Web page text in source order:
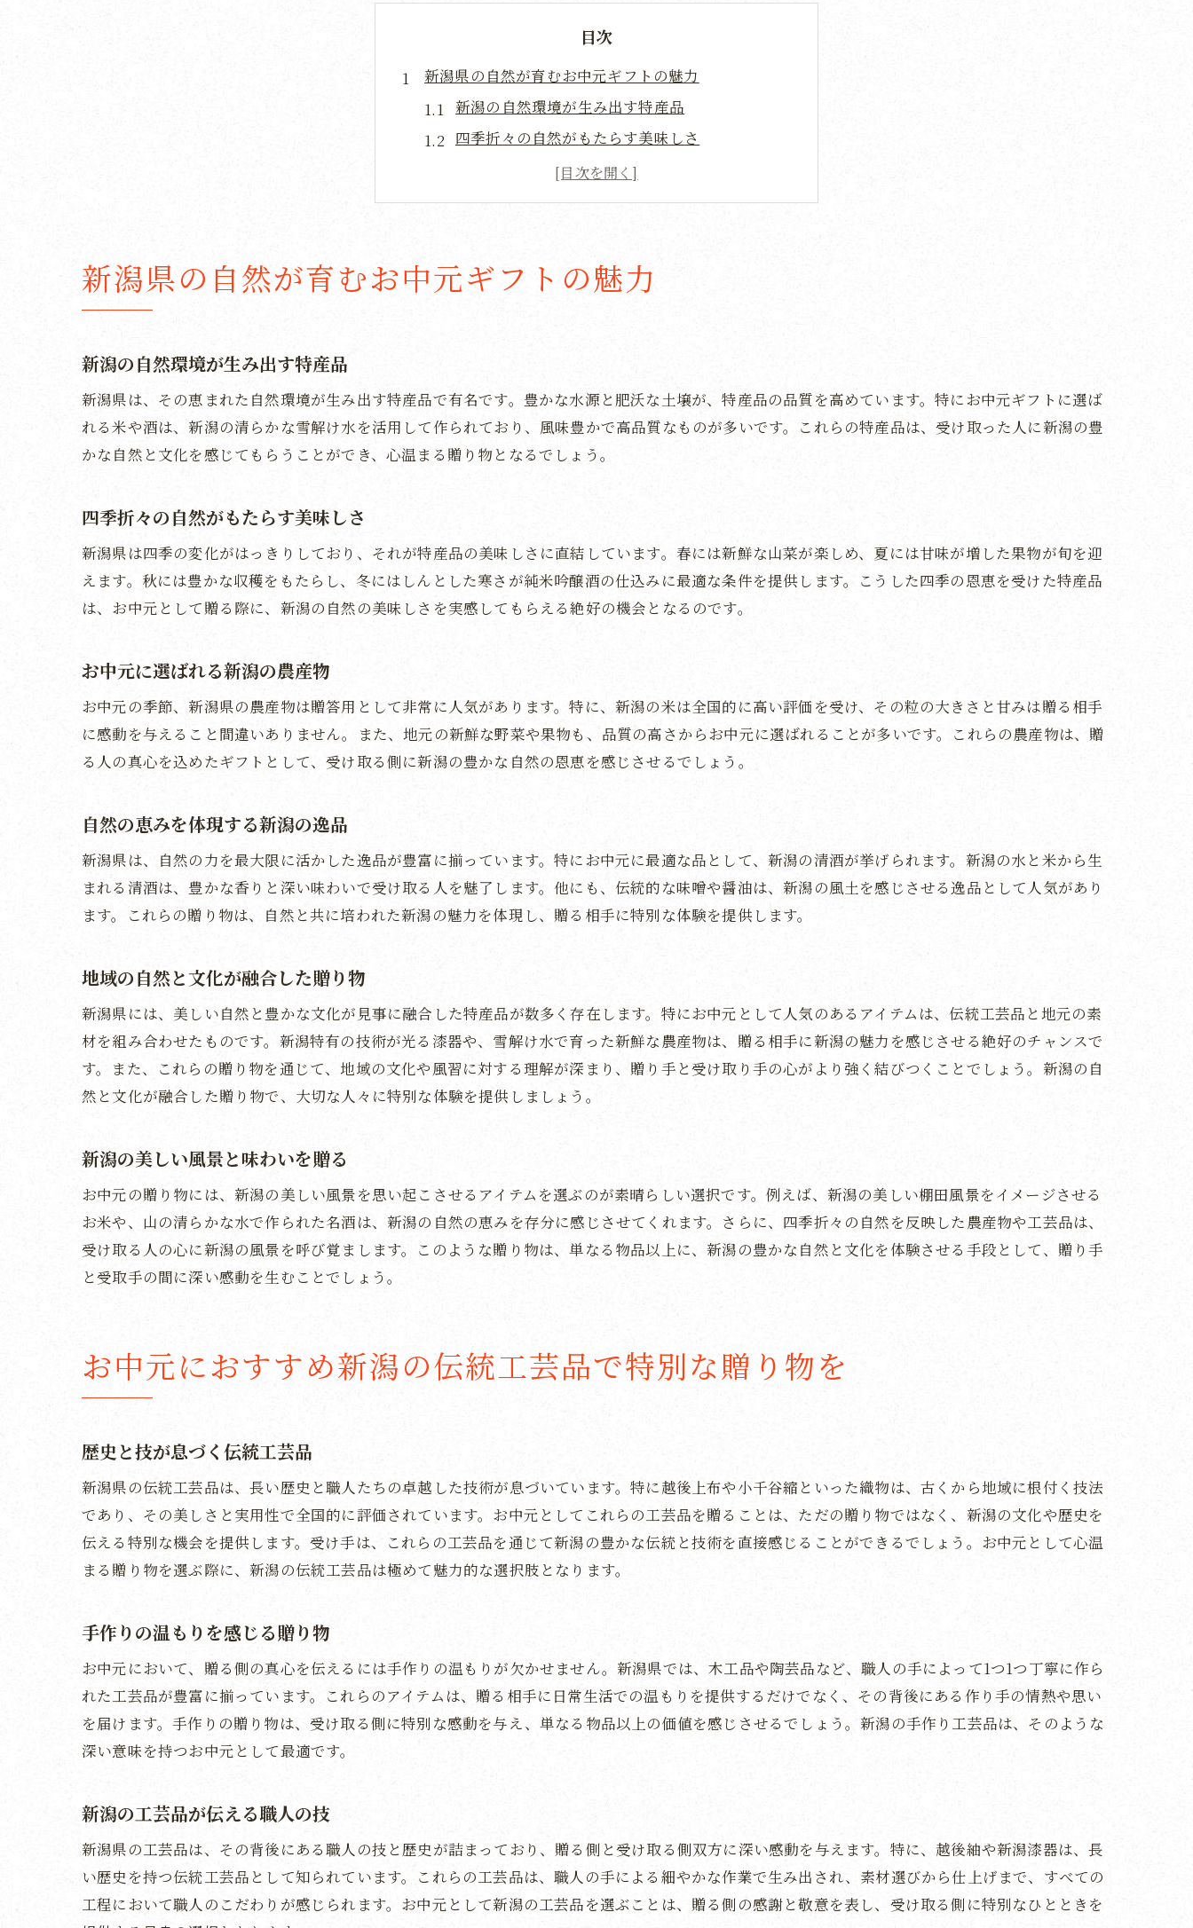
目次
新潟県の自然が育むお中元ギフトの魅力
新潟の自然環境が生み出す特産品
四季折々の自然がもたらす美味しさ
お中元に選ばれる新潟の農産物
自然の恵みを体現する新潟の逸品
新潟の美しい風景と味わいを贈る
お中元におすすめ新潟の伝統工芸品で特別な贈り物を
心を込めた工芸品で特別なひとときを
伝統工芸品が贈る特別な体験
新潟の名酒がもたらす至福の時間
日本酒の産地新潟の醍醐味を味わう
お中元に最適な新潟の地酒セレクション
新潟のお酒で心を通わせる贈り物
新潟県産のお米お中元に込める豊かな味覚
新潟米の美味しさの秘密
新潟米が届ける心温まる食卓
地域の風土が育む米の魅力
新潟米で感謝の気持ちを表現
新潟の特産品で贈る感動の瞬間
特選アイテムが伝える心遣い
新潟の魅力を詰め込んだ贈り物
受け取った人の心に響くギフト
感謝の気持ちを伝えるためのポイント
新潟の地域性を活かした贈り物の選定
お中元に最適な新潟の特産品とは
贈る人の気持ちを大切にした選び方
お中元に最適な新潟の名産品で心の繋がりを
お中元がつなぐ人と人の関係
新潟の名品で築く心の交流
名産品が提供する特別な体験
新潟の自然が育む独自のアイテム
特選アイテムが贈る新潟の風土
地域の特色を活かしたお中元
新潟県の自然が育むお中元ギフトの魅力
新潟の自然環境が生み出す特産品
新潟県は、その恵まれた自然環境が生み出す特産品で有名です。豊かな水源と肥沃な土壌が、特産品の品質を高めています。特にお中元ギフトに選ば
れる米や酒は、新潟の清らかな雪解け水を活用して作られており、風味豊かで高品質なものが多いです。これらの特産品は、受け取った人に新潟の豊
かな自然と文化を感じてもらうことができ、心温まる贈り物となるでしょう。
四季折々の自然がもたらす美味しさ
新潟県は四季の変化がはっきりしており、それが特産品の美味しさに直結しています。春には新鮮な山菜が楽しめ、夏には甘味が増した果物が旬を迎
えます。秋には豊かな収穫をもたらし、冬にはしんとした寒さが純米吟醸酒の仕込みに最適な条件を提供します。こうした四季の恩恵を受けた特産品
は、お中元として贈る際に、新潟の自然の美味しさを実感してもらえる絶好の機会となるのです。
お中元に選ばれる新潟の農産物
お中元の季節、新潟県の農産物は贈答用として非常に人気があります。特に、新潟の米は全国的に高い評価を受け、その粒の大きさと甘みは贈る相手
に感動を与えること間違いありません。また、地元の新鮮な野菜や果物も、品質の高さからお中元に選ばれることが多いです。これらの農産物は、贈
る人の真心を込めたギフトとして、受け取る側に新潟の豊かな自然の恩恵を感じさせるでしょう。
自然の恵みを体現する新潟の逸品
新潟県は、自然の力を最大限に活かした逸品が豊富に揃っています。特にお中元に最適な品として、新潟の清酒が挙げられます。新潟の水と米から生
まれる清酒は、豊かな香りと深い味わいで受け取る人を魅了します。他にも、伝統的な味噌や醤油は、新潟の風土を感じさせる逸品として人気があり
ます。これらの贈り物は、自然と共に培われた新潟の魅力を体現し、贈る相手に特別な体験を提供します。
地域の自然と文化が融合した贈り物
新潟県には、美しい自然と豊かな文化が見事に融合した特産品が数多く存在します。特にお中元として人気のあるアイテムは、伝統工芸品と地元の素
材を組み合わせたものです。新潟特有の技術が光る漆器や、雪解け水で育った新鮮な農産物は、贈る相手に新潟の魅力を感じさせる絶好のチャンスで
す。また、これらの贈り物を通じて、地域の文化や風習に対する理解が深まり、贈り手と受け取り手の心がより強く結びつくことでしょう。新潟の自
然と文化が融合した贈り物で、大切な人々に特別な体験を提供しましょう。
新潟の美しい風景と味わいを贈る
お中元の贈り物には、新潟の美しい風景を思い起こさせるアイテムを選ぶのが素晴らしい選択です。例えば、新潟の美しい棚田風景をイメージさせる
お米や、山の清らかな水で作られた名酒は、新潟の自然の恵みを存分に感じさせてくれます。さらに、四季折々の自然を反映した農産物や工芸品は、
受け取る人の心に新潟の風景を呼び覚まします。このような贈り物は、単なる物品以上に、新潟の豊かな自然と文化を体験させる手段として、贈り手
と受取手の間に深い感動を生むことでしょう。
お中元におすすめ新潟の伝統工芸品で特別な贈り物を
歴史と技が息づく伝統工芸品
新潟県の伝統工芸品は、長い歴史と職人たちの卓越した技術が息づいています。特に越後上布や小千谷縮といった織物は、古くから地域に根付く技法
であり、その美しさと実用性で全国的に評価されています。お中元としてこれらの工芸品を贈ることは、ただの贈り物ではなく、新潟の文化や歴史を
伝える特別な機会を提供します。受け手は、これらの工芸品を通じて新潟の豊かな伝統と技術を直接感じることができるでしょう。お中元として心温
まる贈り物を選ぶ際に、新潟の伝統工芸品は極めて魅力的な選択肢となります。
手作りの温もりを感じる贈り物
お中元において、贈る側の真心を伝えるには手作りの温もりが欠かせません。新潟県では、木工品や陶芸品など、職人の手によって1つ1つ丁寧に作ら
れた工芸品が豊富に揃っています。これらのアイテムは、贈る相手に日常生活での温もりを提供するだけでなく、その背後にある作り手の情熱や思い
を届けます。手作りの贈り物は、受け取る側に特別な感動を与え、単なる物品以上の価値を感じさせるでしょう。新潟の手作り工芸品は、そのような
深い意味を持つお中元として最適です。
新潟の工芸品が伝える職人の技
新潟県の工芸品は、その背後にある職人の技と歴史が詰まっており、贈る側と受け取る側双方に深い感動を与えます。特に、越後紬や新潟漆器は、長
い歴史を持つ伝統工芸品として知られています。これらの工芸品は、職人の手による細やかな作業で生み出され、素材選びから仕上げまで、すべての
工程において職人のこだわりが感じられます。お中元として新潟の工芸品を選ぶことは、贈る側の感謝と敬意を表し、受け取る側に特別なひとときを